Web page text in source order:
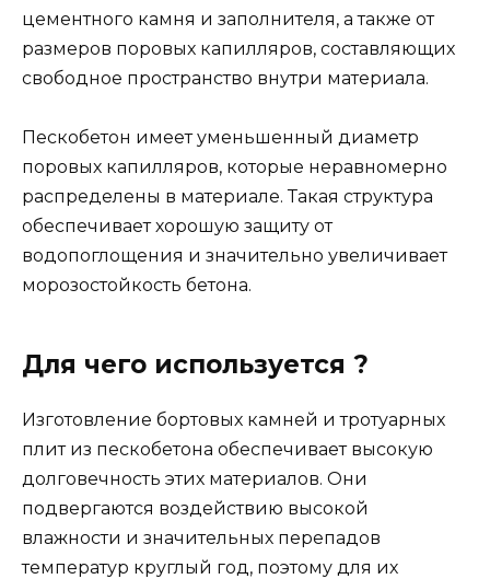
цементного камня и заполнителя, а также от
размеров поровых капилляров, составляющих
свободное пространство внутри материала.
Пескобетон имеет уменьшенный диаметр
поровых капилляров, которые неравномерно
распределены в материале. Такая структура
обеспечивает хорошую защиту от
водопоглощения и значительно увеличивает
морозостойкость бетона.
Для чего используется ?
Изготовление бортовых камней и тротуарных
плит из пескобетона обеспечивает высокую
долговечность этих материалов. Они
подвергаются воздействию высокой
влажности и значительных перепадов
температур круглый год, поэтому для их